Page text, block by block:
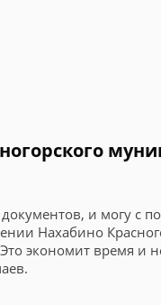
и могу с
Нахабино
экономит время и